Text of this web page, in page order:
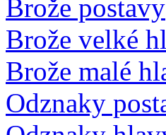
Brože postavy
Brože velké
Brože malé
Odznaky